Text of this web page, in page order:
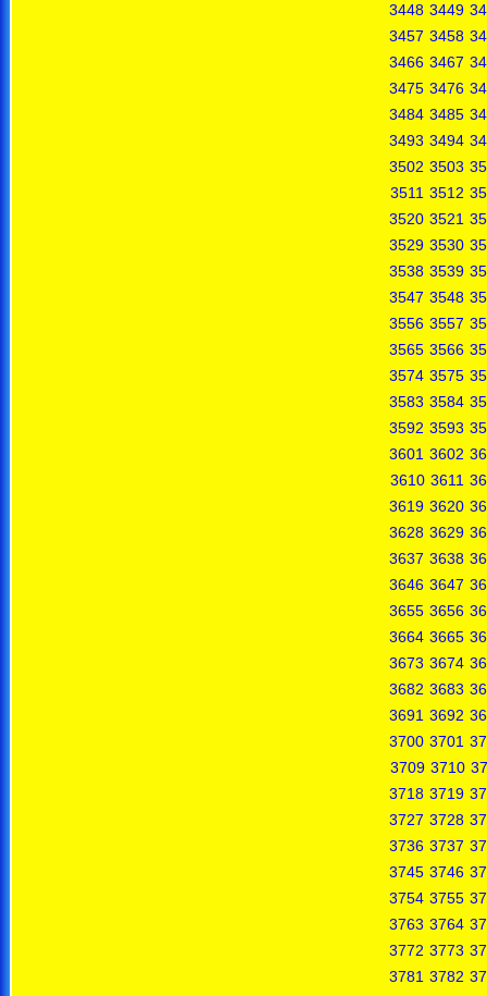
3448 3449
3457 3458
3466 3467
3475 3476
3484 3485
3493 3494
3502 3503
3511 3512
3520 3521
3529 3530
3538 3539
3547 3548
3556 3557
3565 3566
3574 3575
3583 3584
3592 3593
3601 3602
3610 3611
3619 3620
3628 3629
3637 3638
3646 3647
3655 3656
3664 3665
3673 3674
3682 3683
3691 3692
3700 3701
3709 3710
3718 3719
3727 3728
3736 3737
3745 3746
3754 3755
3763 3764
3772 3773
3781 3782